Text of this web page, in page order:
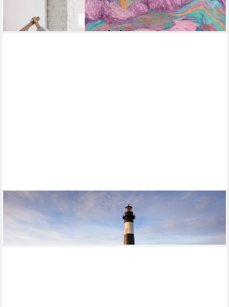
lieferbar - in 6-8 Werktagen bei dir
Fototapete Bodie Island Lighthouse, glatt
lieferbar - in 2-3 Werktagen bei dir